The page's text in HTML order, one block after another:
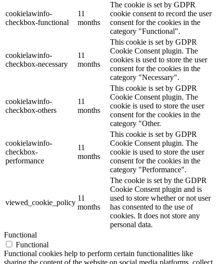
cookielawinfo-
checkbox-functional
11
months
The cookie is set by GDPR
cookie consent to record the user
consent for the cookies in the
category "Functional".
cookielawinfo-
checkbox-necessary
11
months
This cookie is set by GDPR
Cookie Consent plugin. The
cookies is used to store the user
consent for the cookies in the
category "Necessary".
cookielawinfo-
checkbox-others
11
months
This cookie is set by GDPR
Cookie Consent plugin. The
cookie is used to store the user
consent for the cookies in the
category "Other.
cookielawinfo-
checkbox-
performance
11
months
This cookie is set by GDPR
Cookie Consent plugin. The
cookie is used to store the user
consent for the cookies in the
category "Performance".
viewed_cookie_policy
11
months
The cookie is set by the GDPR
Cookie Consent plugin and is
used to store whether or not user
has consented to the use of
cookies. It does not store any
personal data.
Functional
Functional
Functional cookies help to perform certain functionalities like